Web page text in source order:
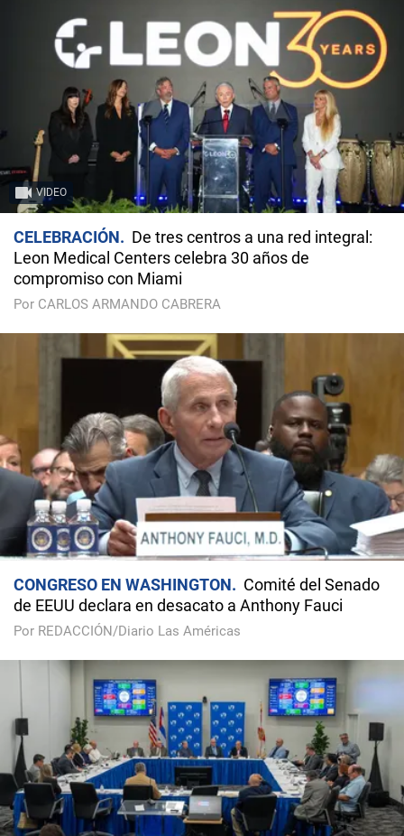
VIDEO
CELEBRACIÓN
De tres centros a una red integral:
Leon Medical Centers celebra 30 años de
compromiso con Miami
Por CARLOS ARMANDO CABRERA
CONGRESO EN WASHINGTON
Comité del Senado
de EEUU declara en desacato a Anthony Fauci
Por REDACCIÓN/Diario Las Américas